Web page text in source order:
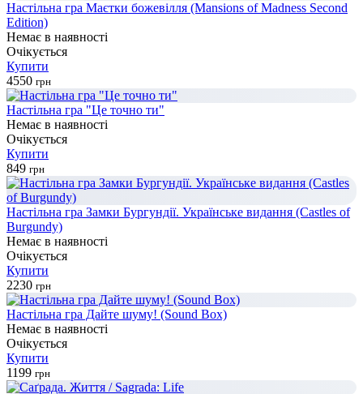
Настільна гра Маєтки божевілля (Mansions of Madness Second
Edition)
Немає в наявності
Очікується
Купити
4550 грн
Настільна гра "Це точно ти"
Немає в наявності
Очікується
Купити
849 грн
Настільна гра Замки Бургундії. Українське видання (Castles of
Burgundy)
Немає в наявності
Очікується
Купити
2230 грн
Настільна гра Дайте шуму! (Sound Box)
Немає в наявності
Очікується
Купити
1199 грн